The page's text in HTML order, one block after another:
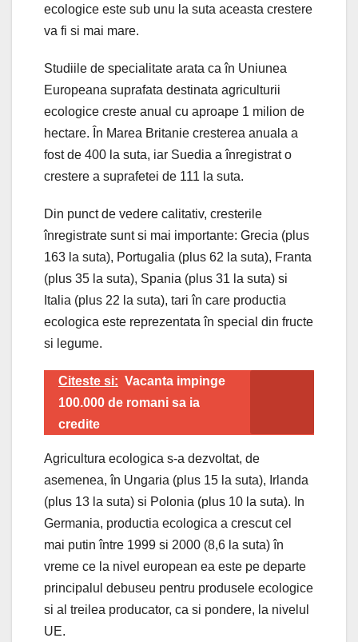
ecologice este sub unu la suta aceasta crestere
va fi si mai mare.
Studiile de specialitate arata ca în Uniunea
Europeana suprafata destinata agriculturii
ecologice creste anual cu aproape 1 milion de
hectare. În Marea Britanie cresterea anuala a
fost de 400 la suta, iar Suedia a înregistrat o
crestere a suprafetei de 111 la suta.
Din punct de vedere calitativ, cresterile
înregistrate sunt si mai importante: Grecia (plus
163 la suta), Portugalia (plus 62 la suta), Franta
(plus 35 la suta), Spania (plus 31 la suta) si
Italia (plus 22 la suta), tari în care productia
ecologica este reprezentata în special din fructe
si legume.
Citeste si: Vacanta impinge
100.000 de romani sa ia
credite
Agricultura ecologica s-a dezvoltat, de
asemenea, în Ungaria (plus 15 la suta), Irlanda
(plus 13 la suta) si Polonia (plus 10 la suta). In
Germania, productia ecologica a crescut cel
mai putin între 1999 si 2000 (8,6 la suta) în
vreme ce la nivel european ea este pe departe
principalul debuseu pentru produsele ecologice
si al treilea producator, ca si pondere, la nivelul
UE.